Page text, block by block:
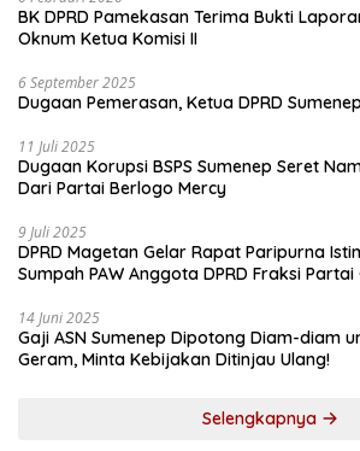
BK DPRD Pamekasan Terima Bukti
Oknum Ketua Komisi II
6 September 2025
Dugaan Pemerasan, Ketua DPRD
11 Juli 2025
Dugaan Korupsi BSPS Sumenep Seret
Dari Partai Berlogo Mercy
9 Juli 2025
DPRD Magetan Gelar Rapat Paripurna
Sumpah PAW Anggota DPRD Fraksi
14 Juni 2025
Gaji ASN Sumenep Dipotong Diam-diam
Geram, Minta Kebijakan Ditinjau Ulang!
Selengkapnya